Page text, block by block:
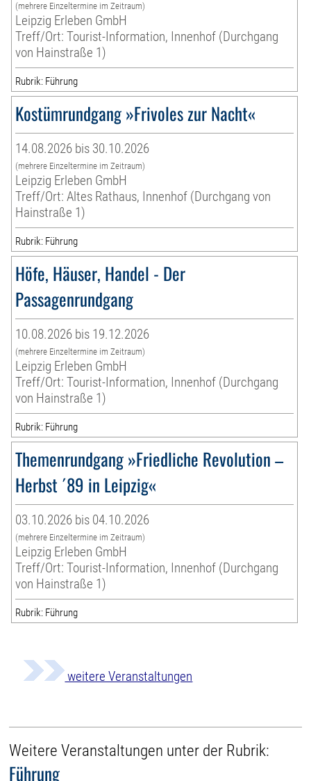
(mehrere Einzeltermine im Zeitraum)
Leipzig Erleben GmbH
Treff/Ort: Tourist-Information, Innenhof (Durchgang
von Hainstraße 1)
Rubrik: Führung
Kostümrundgang »Frivoles zur Nacht«
14.08.2026 bis 30.10.2026
(mehrere Einzeltermine im Zeitraum)
Leipzig Erleben GmbH
Treff/Ort: Altes Rathaus, Innenhof (Durchgang von
Hainstraße 1)
Rubrik: Führung
Höfe, Häuser, Handel - Der
Passagenrundgang
10.08.2026 bis 19.12.2026
(mehrere Einzeltermine im Zeitraum)
Leipzig Erleben GmbH
Treff/Ort: Tourist-Information, Innenhof (Durchgang
von Hainstraße 1)
Rubrik: Führung
Themenrundgang »Friedliche Revolution –
Herbst ´89 in Leipzig«
03.10.2026 bis 04.10.2026
(mehrere Einzeltermine im Zeitraum)
Leipzig Erleben GmbH
Treff/Ort: Tourist-Information, Innenhof (Durchgang
von Hainstraße 1)
Rubrik: Führung
weitere Veranstaltungen
Weitere Veranstaltungen unter der Rubrik:
Führung